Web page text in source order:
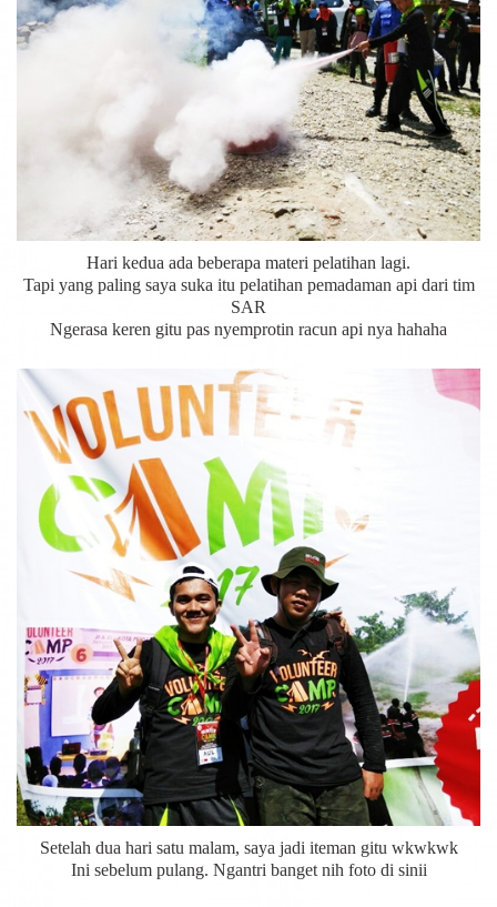
Hari kedua ada beberapa materi pelatihan lagi.
Tapi yang paling saya suka itu pelatihan pemadaman api dari tim
SAR
Ngerasa keren gitu pas nyemprotin racun api nya hahaha
Setelah dua hari satu malam, saya jadi iteman gitu wkwkwk
Ini sebelum pulang. Ngantri banget nih foto di sinii